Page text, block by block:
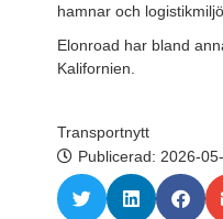
hamnar och
Elonroad har bland
Kalifornien.
Transportnytt
Publicerad: 2026-